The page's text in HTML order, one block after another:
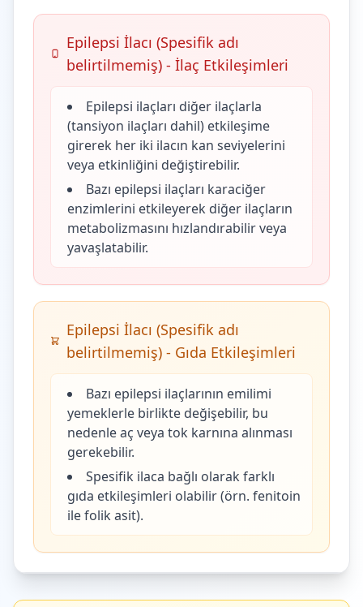
Epilepsi İlacı (Spesifik adı
belirtilmemiş) - İlaç Etkileşimleri
Epilepsi ilaçları diğer ilaçlarla
(tansiyon ilaçları dahil) etkileşime
girerek her iki ilacın kan seviyelerini
veya etkinliğini değiştirebilir.
Bazı epilepsi ilaçları karaciğer
enzimlerini etkileyerek diğer ilaçların
metabolizmasını hızlandırabilir veya
yavaşlatabilir.
Epilepsi İlacı (Spesifik adı
belirtilmemiş) - Gıda Etkileşimleri
Bazı epilepsi ilaçlarının emilimi
yemeklerle birlikte değişebilir, bu
nedenle aç veya tok karnına alınması
gerekebilir.
Spesifik ilaca bağlı olarak farklı
gıda etkileşimleri olabilir (örn. fenitoin
ile folik asit).